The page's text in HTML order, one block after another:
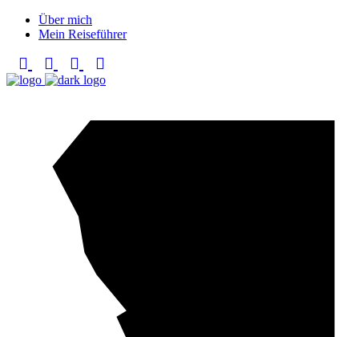
Über mich
Mein Reiseführer